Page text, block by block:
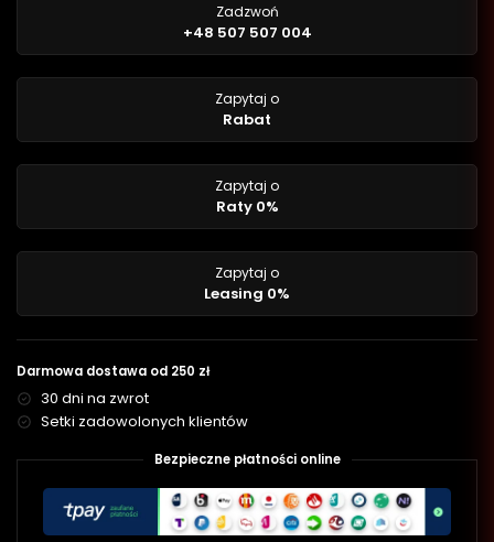
Zadzwoń
+48 507 507 004
Zapytaj o
Rabat
Zapytaj o
Raty 0%
Zapytaj o
Leasing 0%
Darmowa dostawa od 250 zł
30 dni na zwrot
Setki zadowolonych klientów
Bezpieczne płatności online